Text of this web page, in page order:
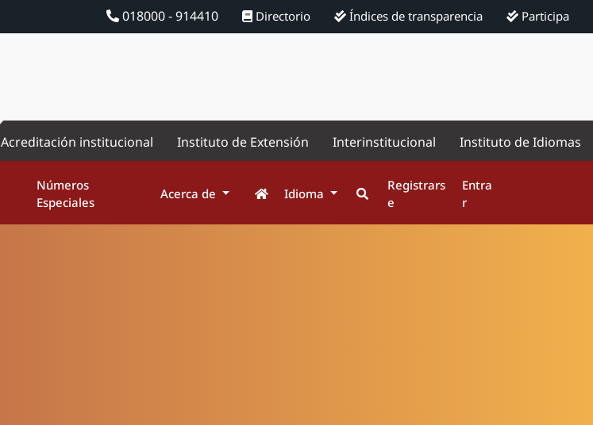
018000 - 914410 Directorio Índices de transparencia Participa
Acreditación institucional Instituto de Extensión Interinstitucional Instituto de Idiomas
Números
Especiales
Acerca de Idioma
Registrars
e
Entra
r